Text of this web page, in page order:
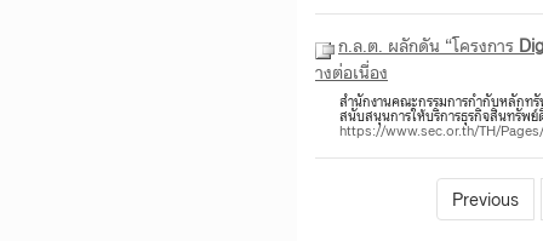
ก.ล.ต. ผลักดัน “โครงการ
างต่อเนื่อง
สำนักงานคณะกรรมการกำกับหลักท
สนับสนุนการให้บริการธุรกิจสินทรัพ
https://www.sec.or.th/TH/
Previous